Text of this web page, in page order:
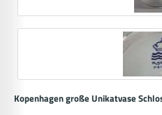
Kopenhagen große Unikatvase